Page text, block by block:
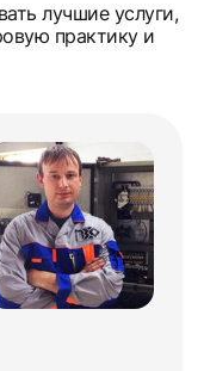
лучшие услуги,
практику и